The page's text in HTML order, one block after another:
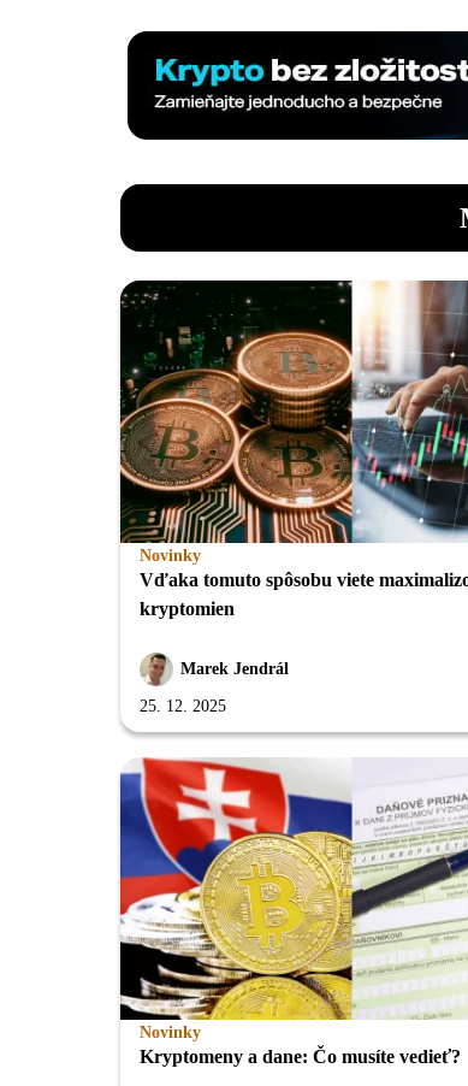
Novinky
Vďaka tomuto spôsobu viete
kryptomien
Marek Jendrál
25. 12. 2025
Novinky
Kryptomeny a dane: Čo musíte vedieť?